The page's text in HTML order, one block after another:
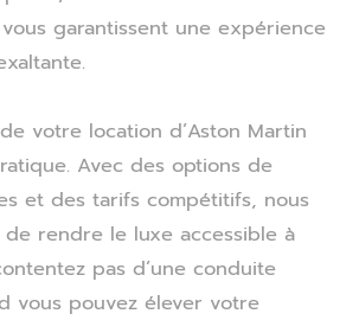
garantissent une expérience
votre location d’Aston Martin
Avec des options de
et des tarifs compétitifs, nous
rendre le luxe accessible à
pas d’une conduite
vous pouvez élever votre